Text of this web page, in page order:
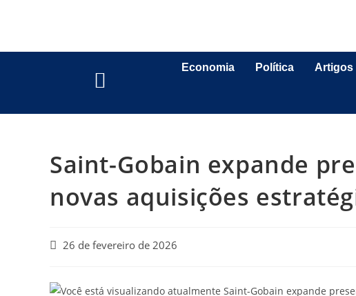
Economia Política Artigos
Saint-Gobain expande
novas aquisições
26 de fevereiro de 2026